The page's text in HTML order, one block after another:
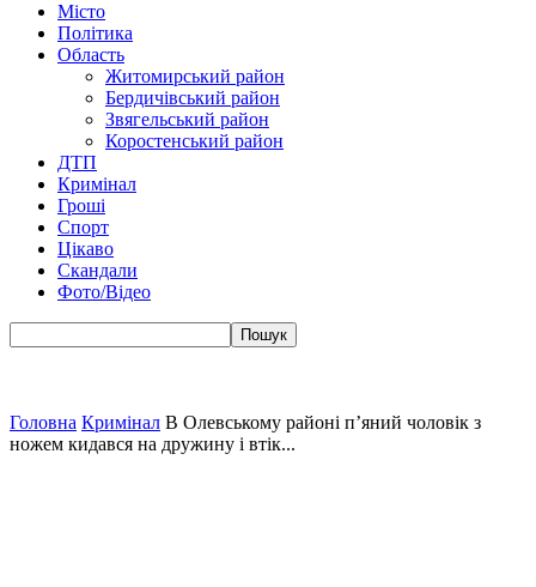
Місто
Політика
Область
Житомирський район
Бердичівський район
Звягельський район
Коростенський район
ДТП
Кримінал
Гроші
Спорт
Цікаво
Скандали
Фото/Відео
Головна Кримінал В Олевському районі п’яний чоловік з
ножем кидався на дружину і втік...